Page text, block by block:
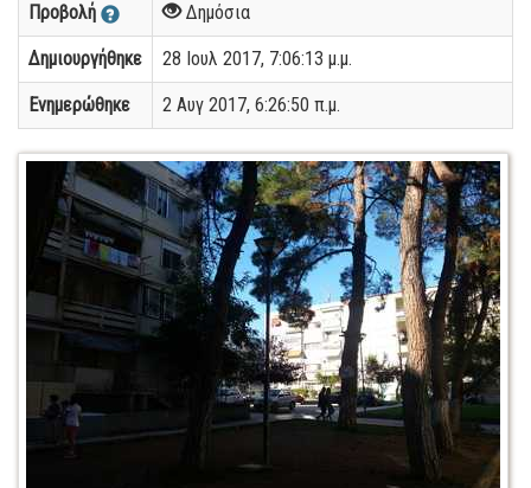
Προβολή Δημόσια
Δημιουργήθηκε 28 Ιουλ 2017, 7:06:13 μ.μ.
Ενημερώθηκε 2 Αυγ 2017, 6:26:50 π.μ.